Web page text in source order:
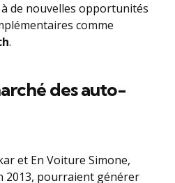
de nouvelles opportunités
comme
.
des auto-
et En Voiture Simone,
2013, pourraient générer